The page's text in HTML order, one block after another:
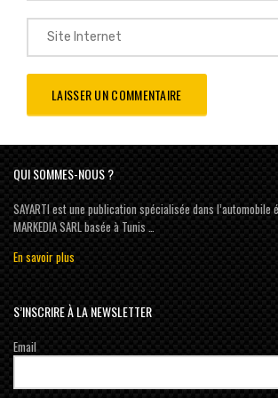
QUI SOMMES-NOUS ?
SAYARTI est une publication spécialisée dans
MARKEDIA SARL basée à Tunis …
En savoir plus
S’INSCRIRE À LA NEWSLETTER
Email